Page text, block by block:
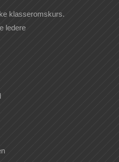
klasseromskurs.
ledere